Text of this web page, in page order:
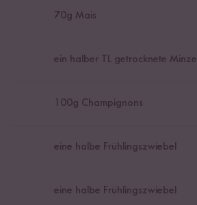
70g Mais
ein halber TL getrocknete Minze
100g Champignons
eine halbe Frühlingszwiebel
eine halbe Frühlingszwiebel